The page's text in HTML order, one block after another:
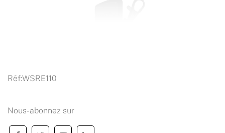
Réf:WSRE110
Nous-abonnez sur